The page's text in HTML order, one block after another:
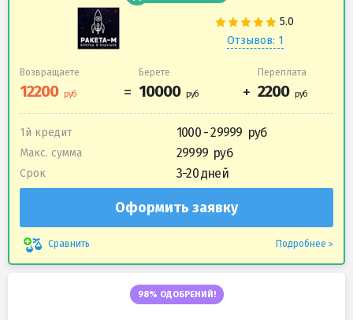
Отзывов: 1
Возвращаете Берете Переплата
1й кредит 1000 - 29999
Макс. сумма 29999
Срок 3-20 дней
Оформить заявку
Сравнить Подробнее
98% ОДОБРЕНИЙ!